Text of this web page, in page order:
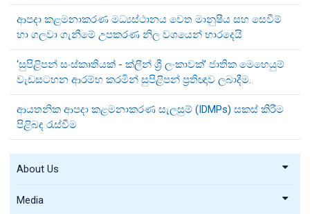
ආපදා කළමනාකරණ මධ්‍යස්ථානය වෙත මානුෂීය සහ සෙවීම්
හා ගලවා ගැනීමේ උපකරණ නිල වශයෙන් භාරදෙයි
‘සුපිළිපන් සංස්කෘතියක් - ක්ලීන් ශ්‍රී ලංකාවක්’ ජාතික මෙහෙයුම්
වැඩසටහන ආරම්භ කරමින් සුපිළිපන් ප්‍රතිඥාව ලබාදීම.
ආයතනික ආපදා කළමනාකරණ සැලසුම් (IDMPs) සකස් කිරීම
පිළිබඳ රැස්වීම
About Us
Media